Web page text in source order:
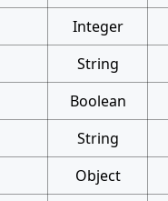
Integer
String
Boolean
String
Object